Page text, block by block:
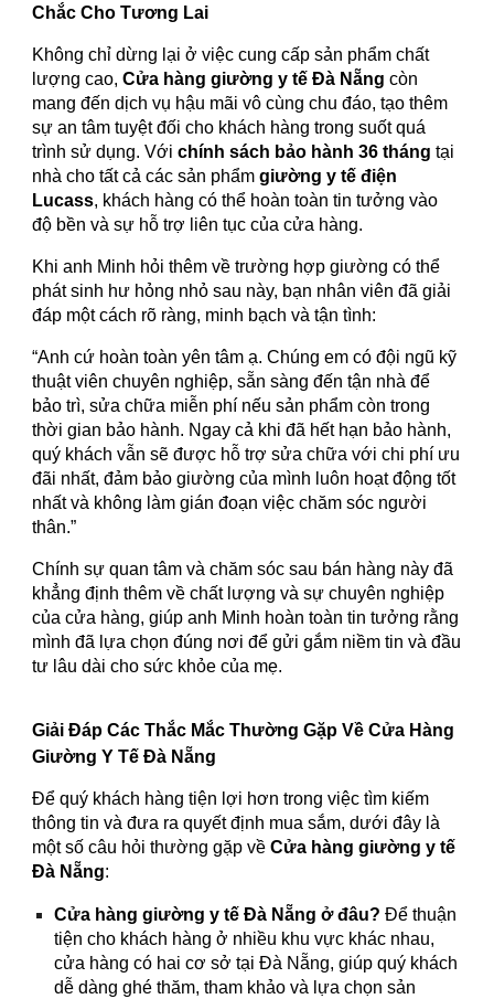
Chắc Cho Tương Lai
Không chỉ dừng lại ở việc cung cấp sản phẩm chất
lượng cao,Cửa hàng giường y tế Đà Nẵng còn
mang đến dịch vụ hậu mãi vô cùng chu đáo, tạo thêm
sự an tâm tuyệt đối cho khách hàng trong suốt quá
trình sử dụng. Vớichính sách bảo hành 36 tháng tại
nhà cho tất cả các sản phẩmgiường y tế điện
Lucass, khách hàng có thể hoàn toàn tin tưởng vào
độ bền và sự hỗ trợ liên tục của cửa hàng.
Khi anh Minh hỏi thêm về trường hợp giường có thể
phát sinh hư hỏng nhỏ sau này, bạn nhân viên đã giải
đáp một cách rõ ràng, minh bạch và tận tình:
“Anh cứ hoàn toàn yên tâm ạ. Chúng em có đội ngũ kỹ
thuật viên chuyên nghiệp, sẵn sàng đến tận nhà để
bảo trì, sửa chữa miễn phí nếu sản phẩm còn trong
thời gian bảo hành. Ngay cả khi đã hết hạn bảo hành,
quý khách vẫn sẽ được hỗ trợ sửa chữa với chi phí ưu
đãi nhất, đảm bảo giường của mình luôn hoạt động tốt
nhất và không làm gián đoạn việc chăm sóc người
thân.”
Chính sự quan tâm và chăm sóc sau bán hàng này đã
khẳng định thêm về chất lượng và sự chuyên nghiệp
của cửa hàng, giúp anh Minh hoàn toàn tin tưởng rằng
mình đã lựa chọn đúng nơi để gửi gắm niềm tin và đầu
tư lâu dài cho sức khỏe của mẹ.
Giải Đáp Các Thắc Mắc Thường Gặp Về Cửa Hàng
Giường Y Tế Đà Nẵng
Để quý khách hàng tiện lợi hơn trong việc tìm kiếm
thông tin và đưa ra quyết định mua sắm, dưới đây là
một số câu hỏi thường gặp vềCửa hàng giường y tế
Đà Nẵng:
Cửa hàng giường y tế Đà Nẵng ở đâu? Để thuận
tiện cho khách hàng ở nhiều khu vực khác nhau,
cửa hàng có hai cơ sở tại Đà Nẵng, giúp quý khách
dễ dàng ghé thăm, tham khảo và lựa chọn sản